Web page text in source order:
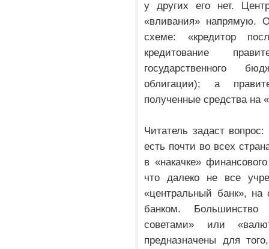
у других его нет.
«вливания» напрямую.
схеме: «кредитор
кредитование
государственного
облигации); а
полученные средства на
Читатель задаст
есть почти во всех
в «накачке»
что далеко не все
«центральный банк»,
банком.
советами» или
предназначены для